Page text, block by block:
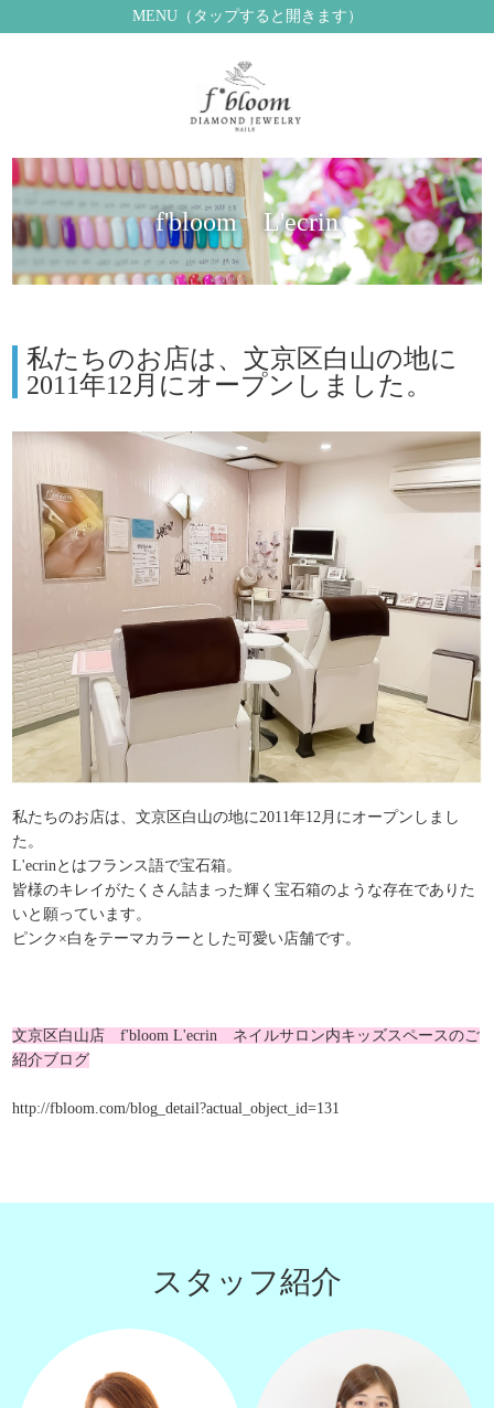
f'bloom L'ecrin
私たちのお店は、文京区白山の地に
2011年12月にオープンしました。
私たちのお店は、文京区白山の地に2011年12月にオープンしまし
た。
L'ecrinとはフランス語で宝石箱。
皆様のキレイがたくさん詰まった輝く宝石箱のような存在でありた
いと願っています。
ピンク×白をテーマカラーとした可愛い店舗です。
文京区白山店 f'bloom L'ecrin ネイルサロン内キッズスペースのご
紹介ブログ
http://fbloom.com/blog_detail?actual_object_id=131
スタッフ紹介
MENU（タップすると開きます）